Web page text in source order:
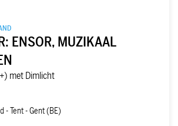
ENSOR, MUZIKAAL
met Dimlicht
- Tent - Gent (BE)